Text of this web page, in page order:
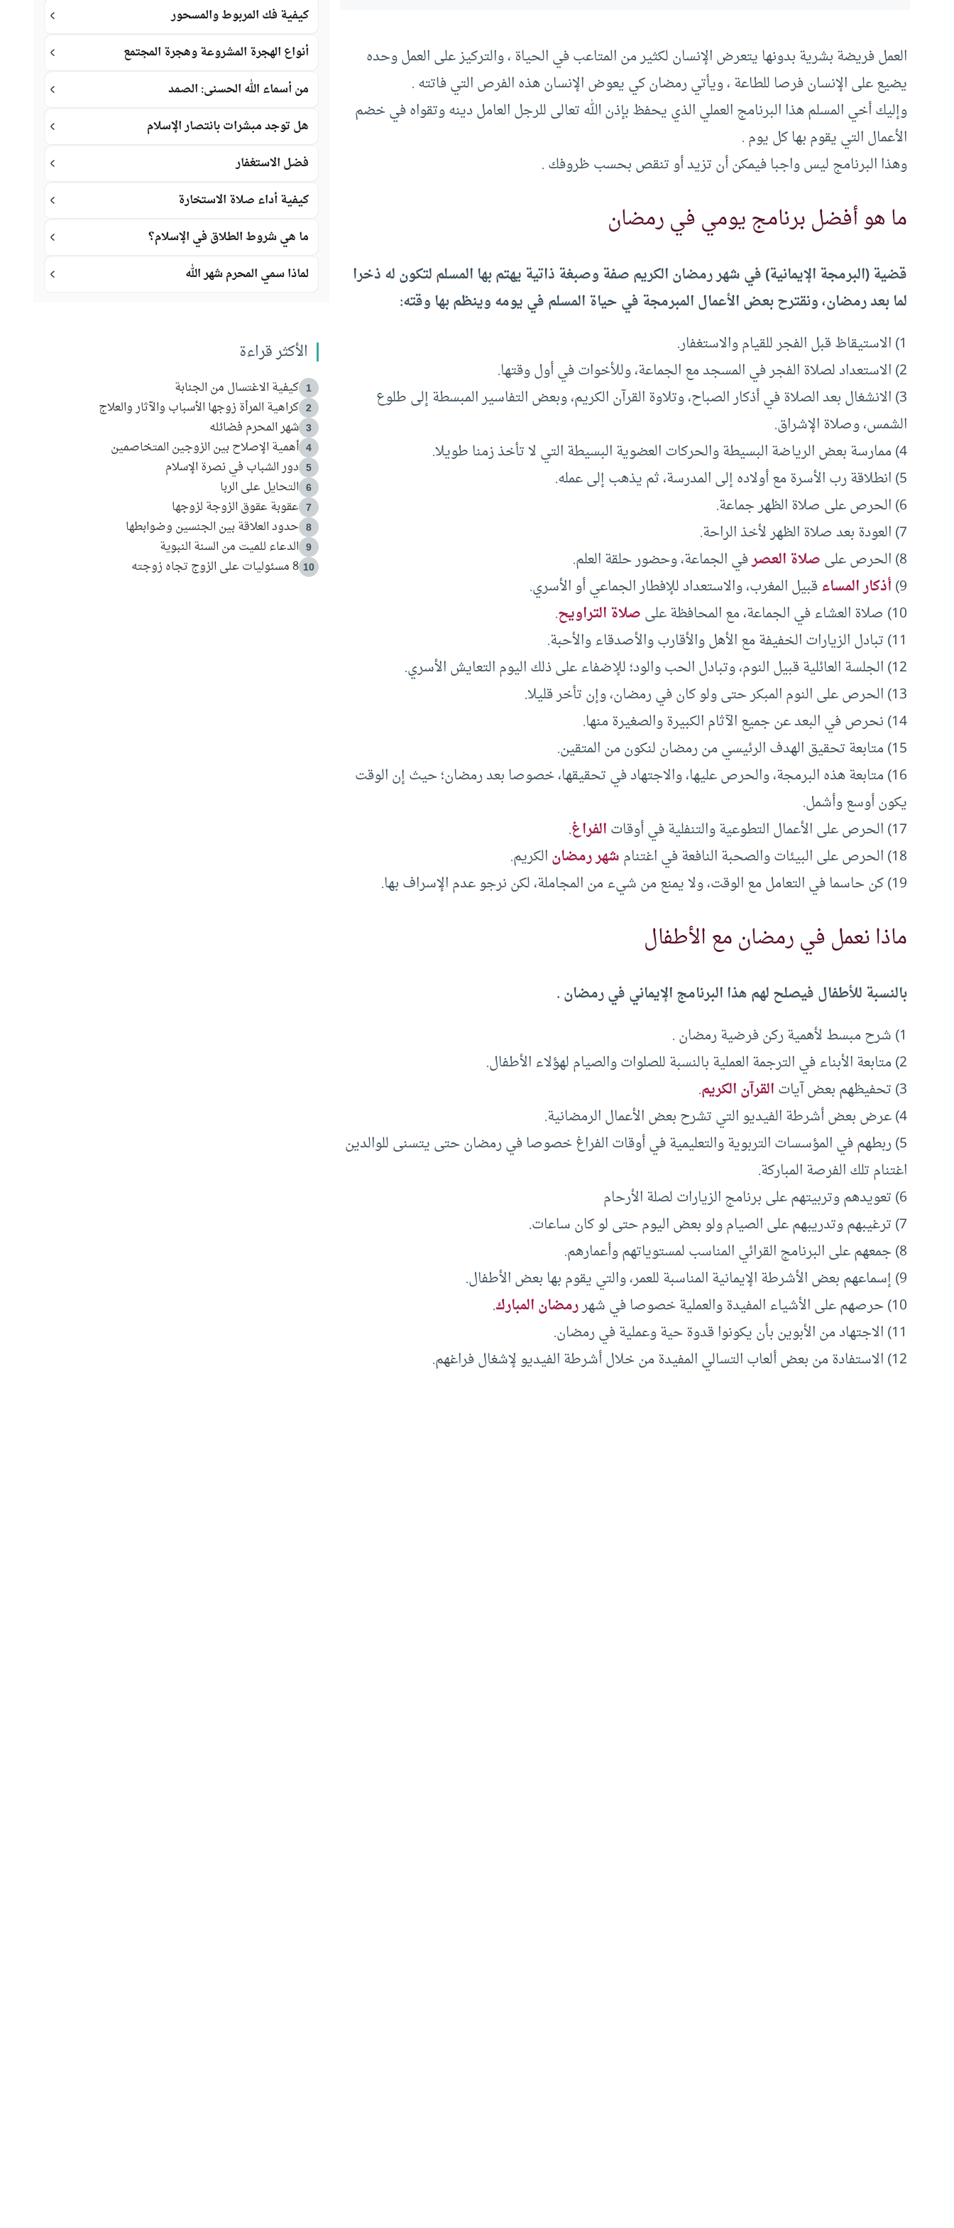
العمل فريضة بشرية بدونها يتعرض الإنسان لكثير من المتاعب في الحياة ، والتركيز على العمل وحده
يضيع على الإنسان فرصا للطاعة ، ويأتي رمضان كي يعوض الإنسان هذه الفرص التي فاتته .
وإليك أخي المسلم هذا البرنامج العملي الذي يحفظ بإذن الله تعالى للرجل العامل دينه وتقواه في خضم
الأعمال التي يقوم بها كل يوم .
وهذا البرنامج ليس واجبا فيمكن أن تزيد أو تنقص بحسب ظروفك .
ما هو أفضل برنامج يومي في رمضان
قضية (البرمجة الإيمانية) في شهر رمضان الكريم صفة وصبغة ذاتية يهتم بها المسلم لتكون له ذخرا
لما بعد رمضان، ونقترح بعض الأعمال المبرمجة في حياة المسلم في يومه وينظم بها وقته:
1) الاستيقاظ قبل الفجر للقيام والاستغفار.
2) الاستعداد لصلاة الفجر في المسجد مع الجماعة، وللأخوات في أول وقتها.
3) الانشغال بعد الصلاة في أذكار الصباح، وتلاوة القرآن الكريم، وبعض التفاسير المبسطة إلى طلوع
الشمس، وصلاة الإشراق.
4) ممارسة بعض الرياضة البسيطة والحركات العضوية البسيطة التي لا تأخذ زمنا طويلا.
5) انطلاقة رب الأسرة مع أولاده إلى المدرسة، ثم يذهب إلى عمله.
6) الحرص على صلاة الظهر جماعة.
7) العودة بعد صلاة الظهر لأخذ الراحة.
8) الحرص على
صلاة العصرفي الجماعة، وحضور حلقة العلم.
9) أذكار المساءقبيل المغرب، والاستعداد للإفطار الجماعي أو الأسري.
10) صلاة العشاء في الجماعة، مع المحافظة على
صلاة التراويح.
11) تبادل الزيارات الخفيفة مع الأهل والأقارب والأصدقاء والأحبة.
12) الجلسة العائلية قبيل النوم، وتبادل الحب والود؛ للإضفاء على ذلك اليوم التعايش الأسري.
13) الحرص على النوم المبكر حتى ولو كان في رمضان، وإن تأخر قليلا.
14) نحرص في البعد عن جميع الآثام الكبيرة والصغيرة منها.
15) متابعة تحقيق الهدف الرئيسي من رمضان لنكون من المتقين.
16) متابعة هذه البرمجة، والحرص عليها، والاجتهاد في تحقيقها، خصوصا بعد رمضان؛ حيث إن الوقت
يكون أوسع وأشمل.
17) الحرص على الأعمال التطوعية والتنفلية في أوقات
الفراغ.
18) الحرص على البيئات والصحبة النافعة في اغتنام
شهر رمضانالكريم.
19) كن حاسما في التعامل مع الوقت، ولا يمنع من شيء من المجاملة، لكن نرجو عدم الإسراف بها.
ماذا نعمل في رمضان مع الأطفال
بالنسبة للأطفال فيصلح لهم هذا البرنامج الإيماني في رمضان .
1) شرح مبسط لأهمية ركن فرضية رمضان .
2) متابعة الأبناء في الترجمة العملية بالنسبة للصلوات والصيام لهؤلاء الأطفال.
3) تحفيظهم بعض آيات
القرآن الكريم.
4) عرض بعض أشرطة الفيديو التي تشرح بعض الأعمال الرمضانية.
5) ربطهم في المؤسسات التربوية والتعليمية في أوقات الفراغ خصوصا في رمضان حتى يتسنى للوالدين
اغتنام تلك الفرصة المباركة.
6) تعويدهم وتربيتهم على برنامج الزيارات لصلة الأرحام
7) ترغيبهم وتدريبهم على الصيام ولو بعض اليوم حتى لو كان ساعات.
8) جمعهم على البرنامج القرائي المناسب لمستوياتهم وأعمارهم.
9) إسماعهم بعض الأشرطة الإيمانية المناسبة للعمر، والتي يقوم بها بعض الأطفال.
10) حرصهم على الأشياء المفيدة والعملية خصوصا في شهر
رمضان المبارك.
11) الاجتهاد من الأبوين بأن يكونوا قدوة حية وعملية في رمضان.
12) الاستفادة من بعض ألعاب التسالي المفيدة من خلال أشرطة الفيديو لإشغال فراغهم.
كيفية فك المربوط والمسحور
أنواع الهجرة المشروعة وهجرة المجتمع
من أسماء الله الحسنى: الصمد
هل توجد مبشرات بانتصار الإسلام
فضل الاستغفار
كيفية أداء صلاة الاستخارة
ما هي شروط الطلاق في الإسلام؟
لماذا سمي المحرم شهر الله
الأكثر قراءة
1 كيفية الاغتسال من الجنابة
2 كراهية المرأة زوجها الأسباب والآثار والعلاج
3 شهر المحرم فضائله
4 أهمية الإصلاح بين الزوجين المتخاصمين
5 دور الشباب في نصرة الإسلام
6 التحايل على الربا
7 عقوبة عقوق الزوجة لزوجها
8 حدود العلاقة بين الجنسين وضوابطها
9 الدعاء للميت من السنة النبوية
10 8 مسئوليات على الزوج تجاه زوجته